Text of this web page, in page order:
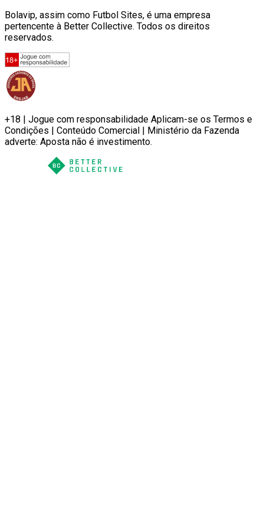
Bolavip, assim como Futbol Sites, é uma empresa
pertencente à Better Collective. Todos os direitos
reservados.
+18 | Jogue com responsabilidade Aplicam-se os Termos e
Condições | Conteúdo Comercial | Ministério da Fazenda
adverte: Aposta não é investimento.